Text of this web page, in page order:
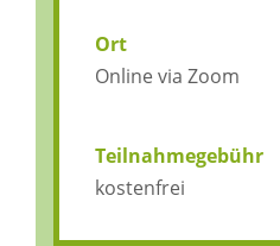
Ort
Online via Zoom
Teilnahmegebühr
kostenfrei